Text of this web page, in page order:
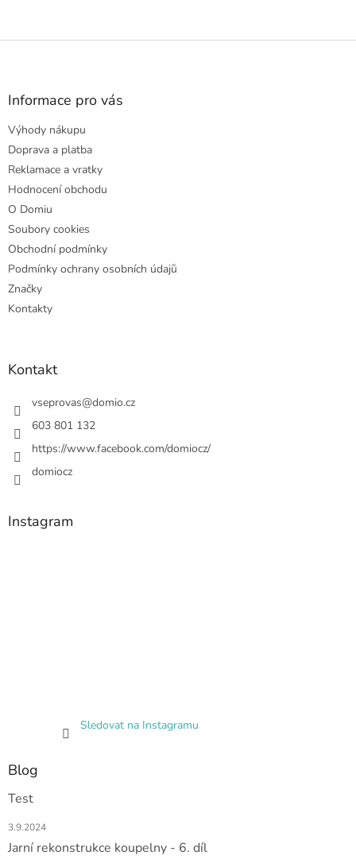
Z
Informace pro vás
Výhody nákupu
Doprava a platba
Reklamace a vratky
Hodnocení obchodu
O Domiu
Soubory cookies
Obchodní podmínky
Podmínky ochrany osobních údajů
Značky
Kontakty
Kontakt
vseprovas@domio.cz
603 801 132
https://www.facebook.com/domiocz/
domiocz
Instagram
Sledovat na Instagramu
Blog
Test
3.9.2024
Jarní rekonstrukce koupelny - 6. díl